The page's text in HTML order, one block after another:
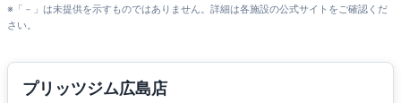
※「－」は未提供を示すものではありません。詳細は各施設の公式サイトをご確認くだ
さい。
プリッツジム広島店